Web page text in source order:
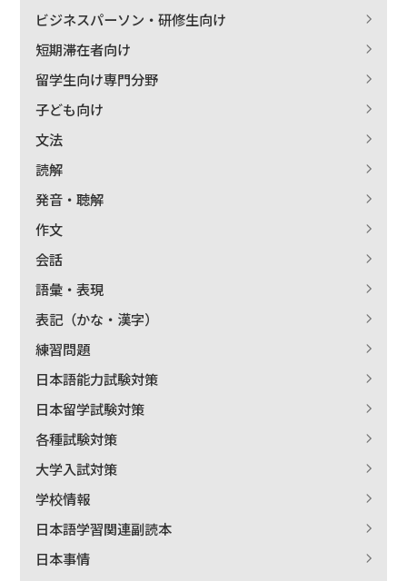
ビジネスパーソン・研修生向け
短期滞在者向け
留学生向け専門分野
子ども向け
文法
読解
発音・聴解
作文
会話
語彙・表現
表記（かな・漢字）
練習問題
日本語能力試験対策
日本留学試験対策
各種試験対策
大学入試対策
学校情報
日本語学習関連副読本
日本事情